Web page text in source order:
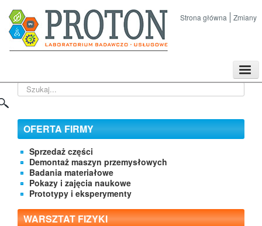
Strona główna Zmiany
Kontakt
Szukaj...
OFERTA FIRMY
Sprzedaż części
Demontaż maszyn przemysłowych
Badania materiałowe
Pokazy i zajęcia naukowe
Prototypy i eksperymenty
WARSZTAT FIZYKI